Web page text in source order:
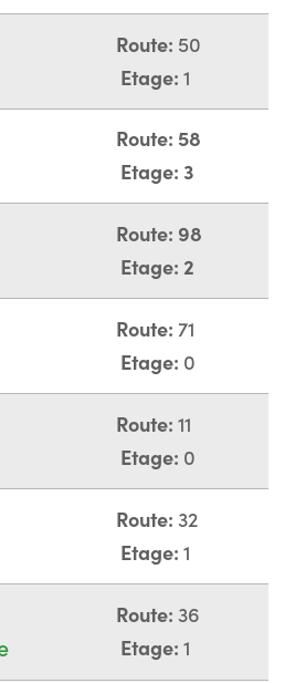
Route: 50
Etage: 1
Route: 58
Etage: 3
Route: 98
Etage: 2
Route: 71
Etage: 0
Route: 11
Etage: 0
Route: 32
Etage: 1
Route: 36
Etage: 1